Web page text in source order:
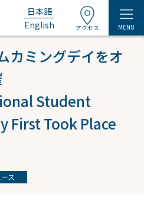
日本語
English
アクセス MENU
カミングデイをオ
Student
First Took Place
ス